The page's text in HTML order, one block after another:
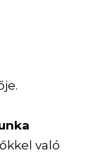
való